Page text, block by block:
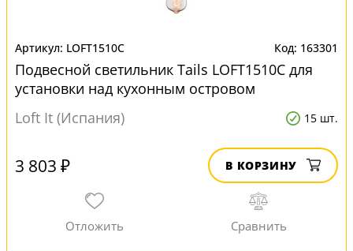
LOFT1510C 163301
Подвесной светильник Tails LOFT1510C для
установки над кухонным островом
Loft It (Испания)
15 шт.
3 803 ₽ В КОРЗИНУ